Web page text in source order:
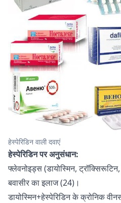
हेस्पेरिडिन वाली दवाएं
हेस्पेरिडिन पर अनुसंधान:
फ्लेवनोइड्स (डायोस्मिन,
बवासीर का इलाज (24)।
डायोस्मिन+हेस्पेरिडिन के क्रोनिक